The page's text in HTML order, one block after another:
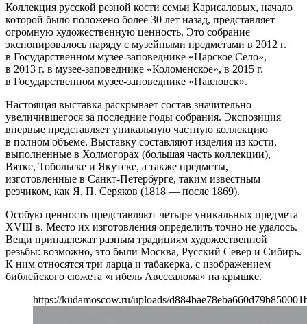
Коллекция русской резной кости семьи Карисаловых, начало
которой было положено более 30 лет назад, представляет
огромную художественную ценность. Это собрание
экспонировалось наряду с музейными предметами в 2012 г.
в Государственном музее-заповеднике «Царское Село»,
в 2013 г. в музее-заповеднике «Коломенское», в 2015 г.
в Государственном музее-заповеднике «Павловск».
Настоящая выставка раскрывает состав значительно
увеличившегося за последние годы собрания. Экспозиция
впервые представляет уникальную частную коллекцию
в полном объеме. Выставку составляют изделия из кости,
выполненные в Холмогорах (большая часть коллекции),
Вятке, Тобольске и Якутске, а также предметы,
изготовленные в Санкт-Петербурге, таким известным
резчиком, как Я. П. Серяков (1818 — после 1869).
Особую ценность представляют четыре уникальных предмета
XVIII в. Место их изготовления определить точно не удалось.
Вещи принадлежат разным традициям художественной
резьбы: возможно, это были Москва, Русский Север и Сибирь.
К ним относятся три ларца и табакерка, с изображением
библейского сюжета «гибель Авессалома» на крышке.
https://kudamoscow.ru/uploads/